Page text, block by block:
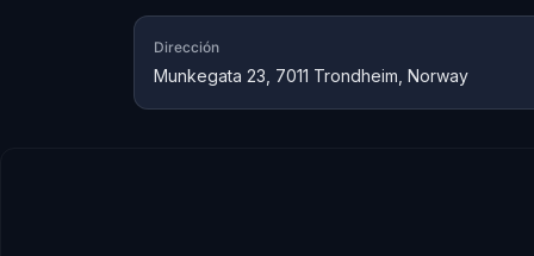
Dirección
Munkegata 23, 7011 Trondheim, Norway